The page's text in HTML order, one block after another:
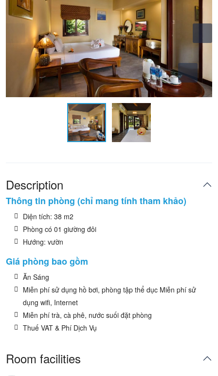
Description
Thông tin phòng (chỉ mang tính tham khảo)
Diện tích: 38 m2
Phòng có 01 giường đôi
Hướng: vườn
Giá phòng bao gồm
Ăn Sáng
Miễn phí sử dụng hồ bơi, phòng tập thể dục Miễn phí sử
dụng wifi, Internet
Miễn phí trà, cà phê, nước suối đặt phòng
Thuế VAT & Phí Dịch Vụ
Room facilities